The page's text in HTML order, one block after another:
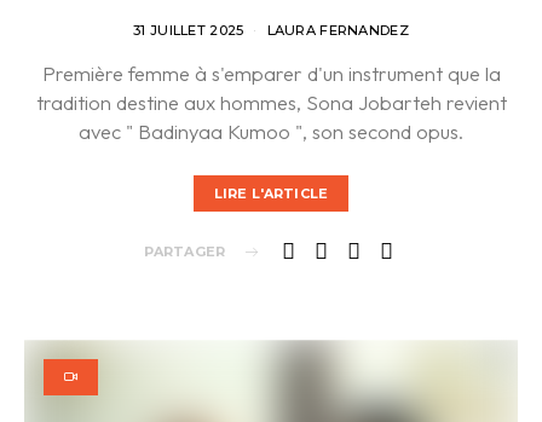
31 JUILLET 2025 LAURA FERNANDEZ
Première femme à s'emparer d'un instrument que la
tradition destine aux hommes, Sona Jobarteh revient
avec " Badinyaa Kumoo ", son second opus.
LIRE L'ARTICLE
PARTAGER